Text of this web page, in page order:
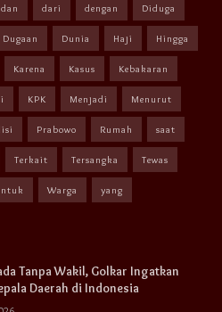
dan dari dengan Diduga
Dugaan Dunia Haji Hingga
Karena Kasus Kebakaran
KPK Menjadi Menurut
Prabowo Rumah saat
Terkait Tersangka Tewas
Warga yang
Tanpa Wakil, Golkar Ingatkan
Daerah di Indonesia